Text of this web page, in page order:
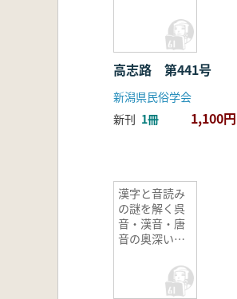
高志路 第441号
新潟県民俗学会
新刊 1冊 1,100円
漢字と音読み
の謎を解く呉
音・漢音・唐
音の奥深い世